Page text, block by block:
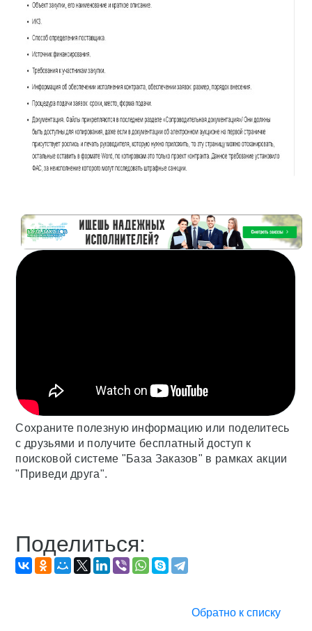
Сохраните полезную информацию или поделитесь
с друзьями и получите бесплатный доступ к
поисковой системе "База Заказов" в рамках акции
"Приведи друга".
Поделиться:
Обратно к списку